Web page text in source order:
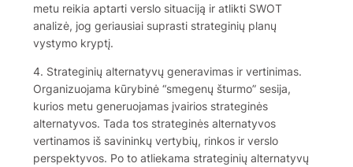
metu reikia aptarti verslo situaciją ir atlikti SWOT
analizė, jog geriausiai suprasti strateginių planų
vystymo kryptį.
4. Strateginių alternatyvų generavimas ir vertinimas.
Organizuojama kūrybinė “smegenų šturmo” sesija,
kurios metu generuojamas įvairios strateginės
alternatyvos. Tada tos strateginės alternatyvos
vertinamos iš savininkų vertybių, rinkos ir verslo
perspektyvos. Po to atliekama strateginių alternatyvų